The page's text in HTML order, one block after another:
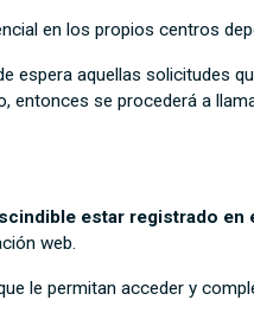
en los propios centros
espera aquellas solicitudes
se procederá a
estar registrado en
web.
le permitan acceder y